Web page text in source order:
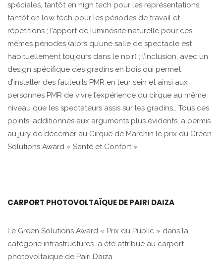
spéciales, tantôt en high tech pour les représentations,
tantôt en low tech pour les périodes de travail et
répétitions ; l’apport de luminosité naturelle pour ces
mêmes périodes (alors qu’une salle de spectacle est
habituellement toujours dans le noir) ; l’inclusion, avec un
design spécifique des gradins en bois qui permet
d’installer des fauteuils PMR en leur sein et ainsi aux
personnes PMR de vivre l’expérience du cirque au même
niveau que les spectateurs assis sur les gradins… Tous ces
points, additionnés aux arguments plus évidents, a permis
au jury de décerner au Cirque de Marchin le prix du Green
Solutions Award « Santé et Confort »
CARPORT PHOTOVOLTAÏQUE DE PAIRI DAIZA
Le Green Solutions Award « Prix du Public » dans la
catégorie infrastructures a été attribué au carport
photovoltaïque de Pairi Daiza.